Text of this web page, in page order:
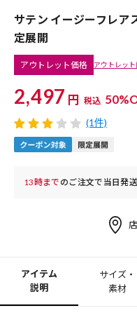
サテン イージーフレア
定展開
アウトレット価格 アウトレッ
2,497 円 税込
(1件)
13時まで のご注文で当日発送
アイテム
説明
サイズ・
素材